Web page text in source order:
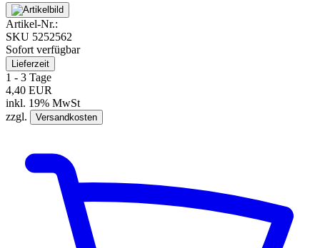
Artikel-Nr.:
SKU 5252562
Sofort verfügbar
Lieferzeit
1 - 3 Tage
4,40 EUR
inkl. 19% MwSt
zzgl.
Versandkosten